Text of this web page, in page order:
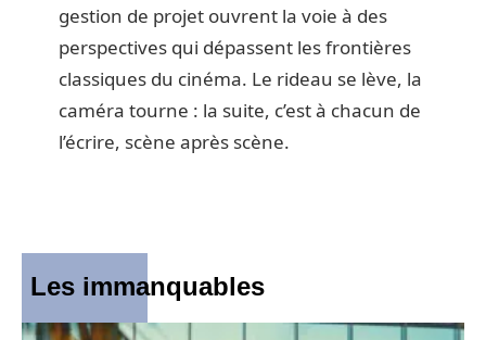
gestion de projet ouvrent la voie à des
perspectives qui dépassent les frontières
classiques du cinéma. Le rideau se lève, la
caméra tourne : la suite, c’est à chacun de
l’écrire, scène après scène.
Les immanquables